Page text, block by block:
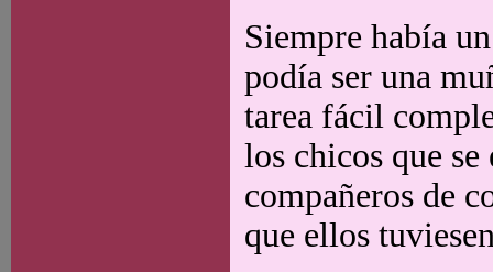
Siempre había
podía ser una
tarea fácil
los chicos que se
compañeros de
que ellos